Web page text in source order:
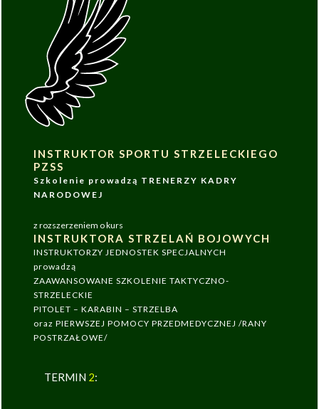
INSTRUKTOR SPORTU STRZELECKIEGO
PZSS
Szkolenie prowadzą TRENERZY KADRY
NARODOWEJ
z rozszerzeniem o kurs
INSTRUKTORA STRZELAŃ BOJOWYCH
INSTRUKTORZY JEDNOSTEK SPECJALNYCH
prowadzą
ZAAWANSOWANE SZKOLENIE TAKTYCZNO-
STRZELECKIE
PITOLET – KARABIN – STRZELBA
oraz PIERWSZEJ POMOCY PRZEDMEDYCZNEJ /RANY
POSTRZAŁOWE/
TERMIN 2: